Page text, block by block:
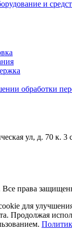
и
обработки
ул, д. 70 к. 3
права
для
Продолжая